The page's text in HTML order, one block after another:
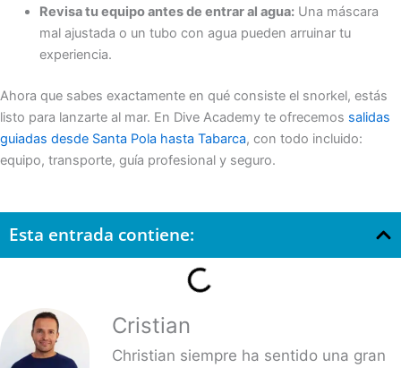
Revisa tu equipo antes de entrar al agua:Una máscara
mal ajustada o un tubo con agua pueden arruinar tu
experiencia.
Ahora que sabes exactamente en qué consiste el snorkel, estás
listo para lanzarte al mar. En Dive Academy te ofrecemos salidas
guiadas desde Santa Pola hasta Tabarca, con todo incluido:
equipo, transporte, guía profesional y seguro.
Esta entrada contiene:
Cristian
Christian siempre ha sentido una gran